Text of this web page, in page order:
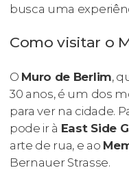
busca uma
Como visitar o
O Muro de Berlim,
30 anos, é um dos
para ver na cidade.
pode ir à East Side
arte de rua, e ao
Bernauer Strasse.